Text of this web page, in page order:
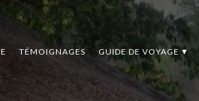
TÉMOIGNAGES GUIDE DE VOYAGE